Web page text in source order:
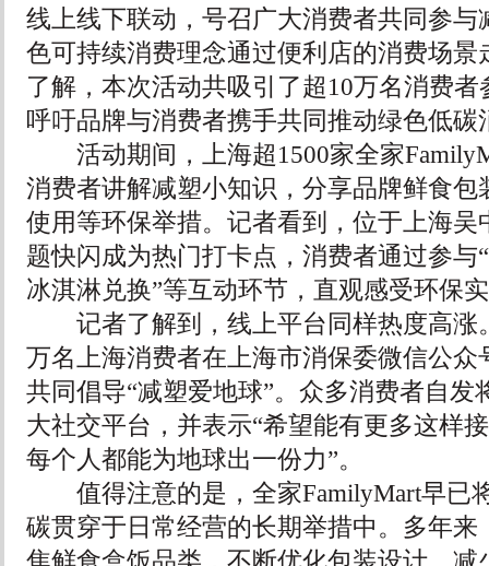
线上线下联动，号召广大消费者共同参与
色可持续消费理念通过便利店的消费场景
了解，本次活动共吸引了超10万名消费
呼吁品牌与消费者携手共同推动绿色低碳
活动期间，上海超1500家全家
消费者讲解减塑小知识，分享品牌鲜食包
使用等环保举措。记者看到，位于上海吴
题快闪成为热门打卡点，消费者通过参与
冰淇淋兑换”等互动环节，直观感受环保
记者了解到，线上平台同样热度高涨
万名上海消费者在上海市消保委微信公众
共同倡导“减塑爱地球”。众多消费者自发
大社交平台，并表示“希望能有更多这样
每个人都能为地球出一份力”。
值得注意的是，全家FamilyMart早已
碳贯穿于日常经营的长期举措中。多年来